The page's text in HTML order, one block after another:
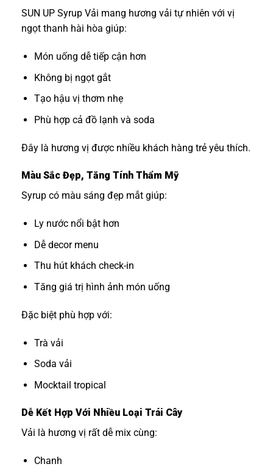
SUN UP Syrup Vải mang hương vải tự nhiên với vị
ngọt thanh hài hòa giúp:
Món uống dễ tiếp cận hơn
Không bị ngọt gắt
Tạo hậu vị thơm nhẹ
Phù hợp cả đồ lạnh và soda
Đây là hương vị được nhiều khách hàng trẻ yêu thích.
Màu Sắc Đẹp, Tăng Tính Thẩm Mỹ
Syrup có màu sáng đẹp mắt giúp:
Ly nước nổi bật hơn
Dễ decor menu
Thu hút khách check-in
Tăng giá trị hình ảnh món uống
Đặc biệt phù hợp với:
Trà vải
Soda vải
Mocktail tropical
Dễ Kết Hợp Với Nhiều Loại Trái Cây
Vải là hương vị rất dễ mix cùng:
Chanh